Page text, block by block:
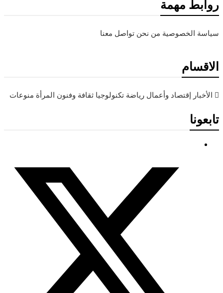
روابط مهمة
سياسة الخصوصية من نحن تواصل معنا
الاقسام
الأخبار إقتصاد وأعمال رياضة تكنولوجيا ثقافة وفنون المرأة منوعات
تابعونا